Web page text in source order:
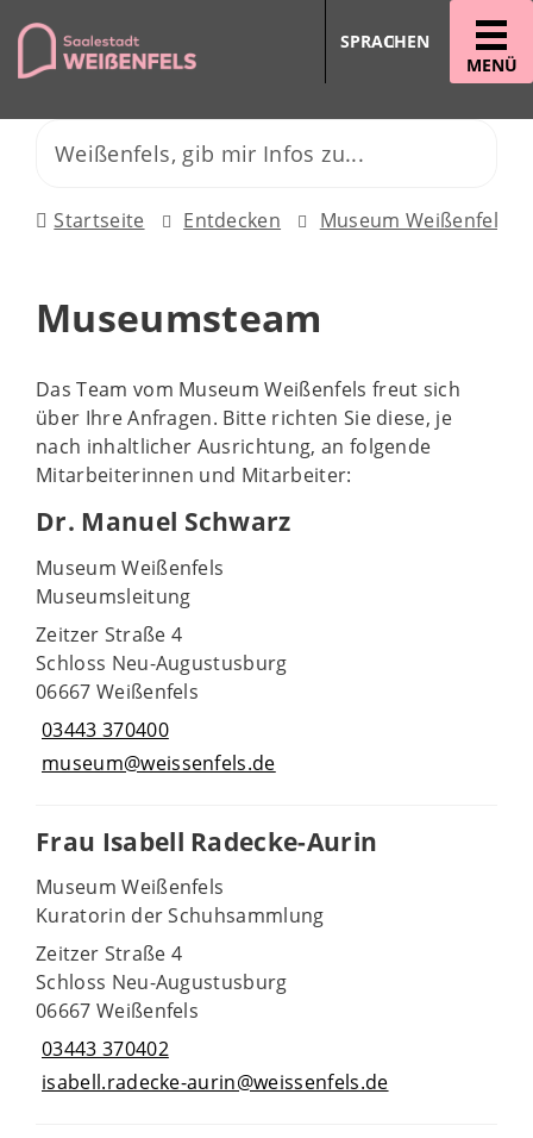
MENÜ
SPRACHEN
Startseite Entdecken Museum Weißenfels
Museumsteam
Das Team vom Museum Weißenfels freut sich
über Ihre Anfragen. Bitte richten Sie diese, je
nach inhaltlicher Ausrichtung, an folgende
Mitarbeiterinnen und Mitarbeiter:
Dr. Manuel Schwarz
Museum Weißenfels
Museumsleitung
Zeitzer Straße 4
Schloss Neu-Augustusburg
06667 Weißenfels
03443 370400
museum@weissenfels.de
Frau Isabell Radecke-Aurin
Museum Weißenfels
Kuratorin der Schuhsammlung
Zeitzer Straße 4
Schloss Neu-Augustusburg
06667 Weißenfels
03443 370402
isabell.radecke-aurin@weissenfels.de